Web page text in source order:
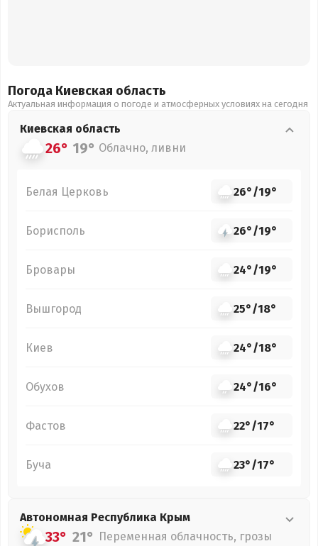
Погода Киевская область
Актуальная информация о погоде и атмосферных условиях на сегодня
Киевская область
26° 19° Облачно, ливни
Белая Церковь 26°/19°
Борисполь 26°/19°
Бровары 24°/19°
Вышгород 25°/18°
Киев 24°/18°
Обухов 24°/16°
Фастов 22°/17°
Буча 23°/17°
Автономная Республика Крым
33° 21° Переменная облачность, грозы